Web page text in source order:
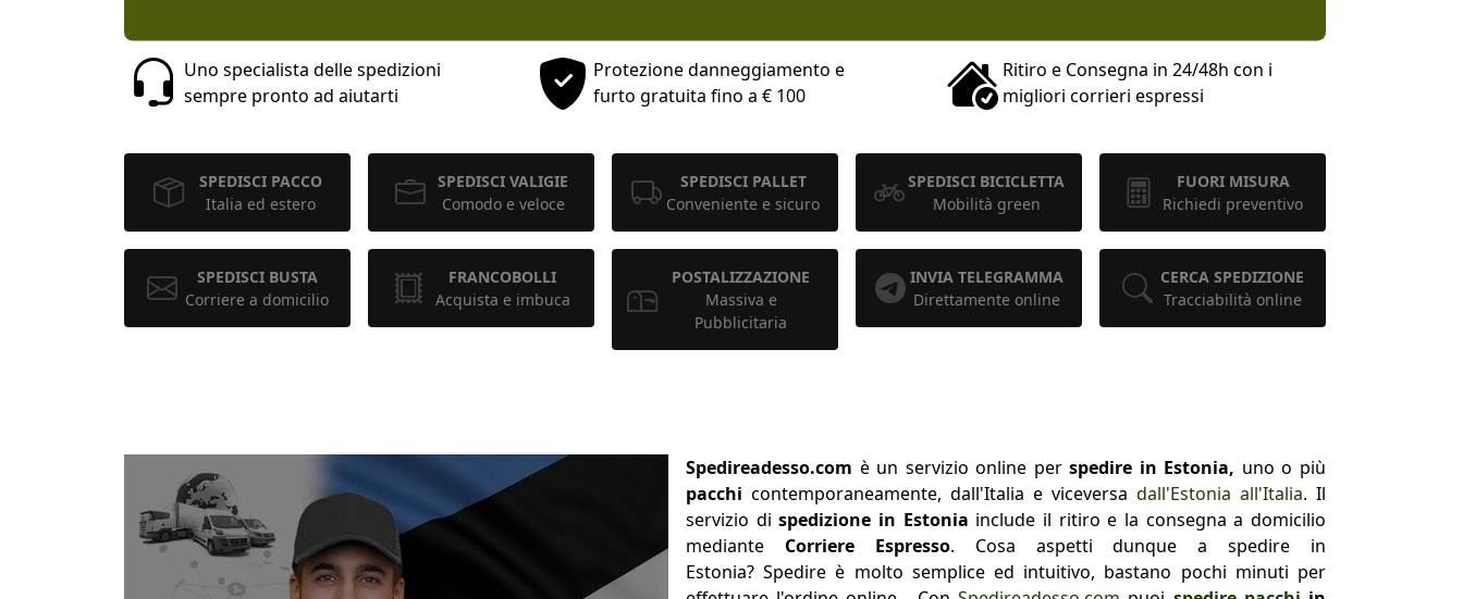
Uno specialista delle spedizioni
sempre pronto ad aiutarti
Protezione danneggiamento e
furto gratuita fino a € 100
Ritiro e Consegna in 24/48h con i
migliori corrieri espressi
SPEDISCI PACCO
Italia ed estero
SPEDISCI VALIGIE
Comodo e veloce
SPEDISCI PALLET
Conveniente e sicuro
SPEDISCI BICICLETTA
Mobilità green
FUORI MISURA
Richiedi preventivo
SPEDISCI BUSTA
Corriere a domicilio
FRANCOBOLLI
Acquista e imbuca
POSTALIZZAZIONE
Massiva e
Pubblicitaria
INVIA TELEGRAMMA
Direttamente online
CERCA SPEDIZIONE
Tracciabilità online
Spedireadesso.com è un servizio online perspedire in Estonia, uno o più
pacchi contemporaneamente, dall'Italia e viceversa dall'Estonia all'Italia. Il
servizio dispedizione in Estonia include il ritiro e la consegna a domicilio
mediante Corriere Espresso. Cosa aspetti dunque a spedire in
Estonia? Spedire è molto semplice ed intuitivo, bastano pochi minuti per